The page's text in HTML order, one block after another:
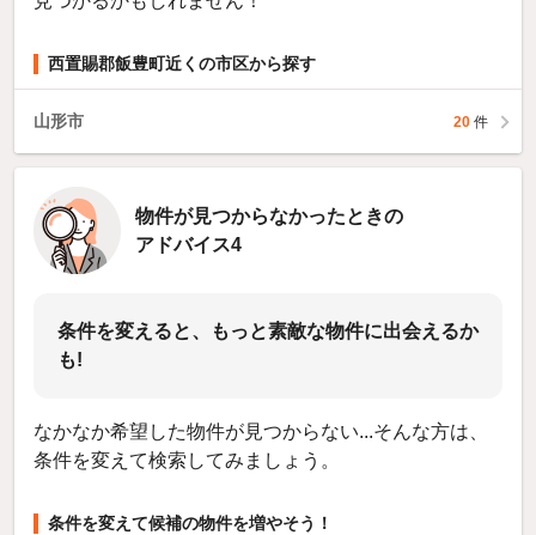
西置賜郡飯豊町近くの市区から探す
山形市 20 件
物件が見つからなかったときの
アドバイス4
条件を変えると、もっと素敵な物件に出会えるか
も!
なかなか希望した物件が見つからない...そんな方は、
条件を変えて検索してみましょう。
条件を変えて候補の物件を増やそう！